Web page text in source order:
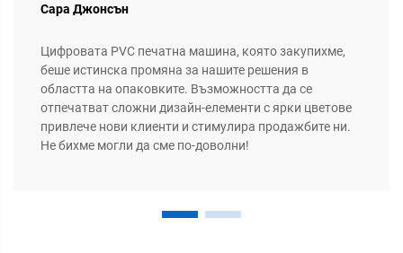
Сара Джонсън
Цифровата PVC печатна машина, която закупихме,
беше истинска промяна за нашите решения в
областта на опаковките. Възможността да се
отпечатват сложни дизайн-елементи с ярки цветове
привлече нови клиенти и стимулира продажбите ни.
Не бихме могли да сме по-доволни!